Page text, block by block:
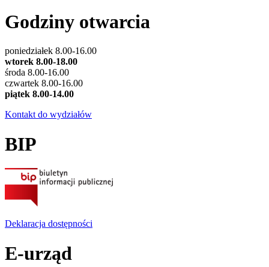
Godziny otwarcia
poniedziałek 8.00-16.00
wtorek 8.00-18.00
środa 8.00-16.00
czwartek 8.00-16.00
piątek 8.00-14.00
Kontakt do wydziałów
BIP
Deklaracja dostępności
E-urząd